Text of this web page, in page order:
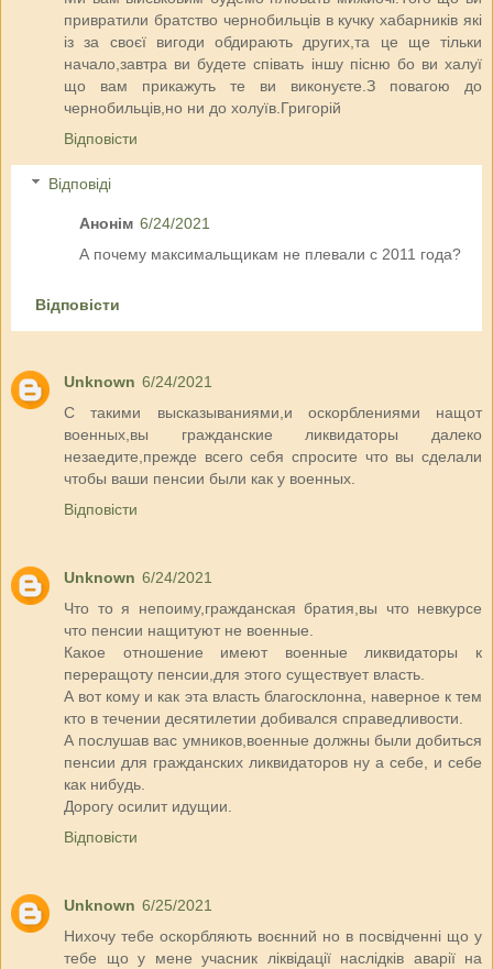
привратили братство чернобильців в кучку хабарників які
із за своєї вигоди обдирають других,та це ще тільки
начало,завтра ви будете співать іншу пісню бо ви халуї
що вам прикажуть те ви виконуєте.З повагою до
чернобильців,но ни до холуїв.Григорій
Відповісти
Відповіді
Анонім 6/24/2021
А почему максимальщикам не плевали с 2011 года?
Відповісти
Unknown 6/24/2021
С такими высказываниями,и оскорблениями нащот
военных,вы гражданские ликвидаторы далеко
незаедите,прежде всего себя спросите что вы сделали
чтобы ваши пенсии были как у военных.
Відповісти
Unknown 6/24/2021
Что то я непоиму,гражданская братия,вы что невкурсе
что пенсии нащитуют не военные.
Какое отношение имеют военные ликвидаторы к
переращоту пенсии,для этого существует власть.
А вот кому и как эта власть благосклонна, наверное к тем
кто в течении десятилетии добивался справедливости.
А послушав вас умников,военные должны были добиться
пенсии для гражданских ликвидаторов ну а себе, и себе
как нибудь.
Дорогу осилит идущии.
Відповісти
Unknown 6/25/2021
Нихочу тебе оскорбляють воєнний но в посвідченні що у
тебе що у мене учасник ліквідації наслідків аварії на